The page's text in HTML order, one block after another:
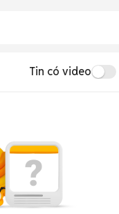
Tin có video